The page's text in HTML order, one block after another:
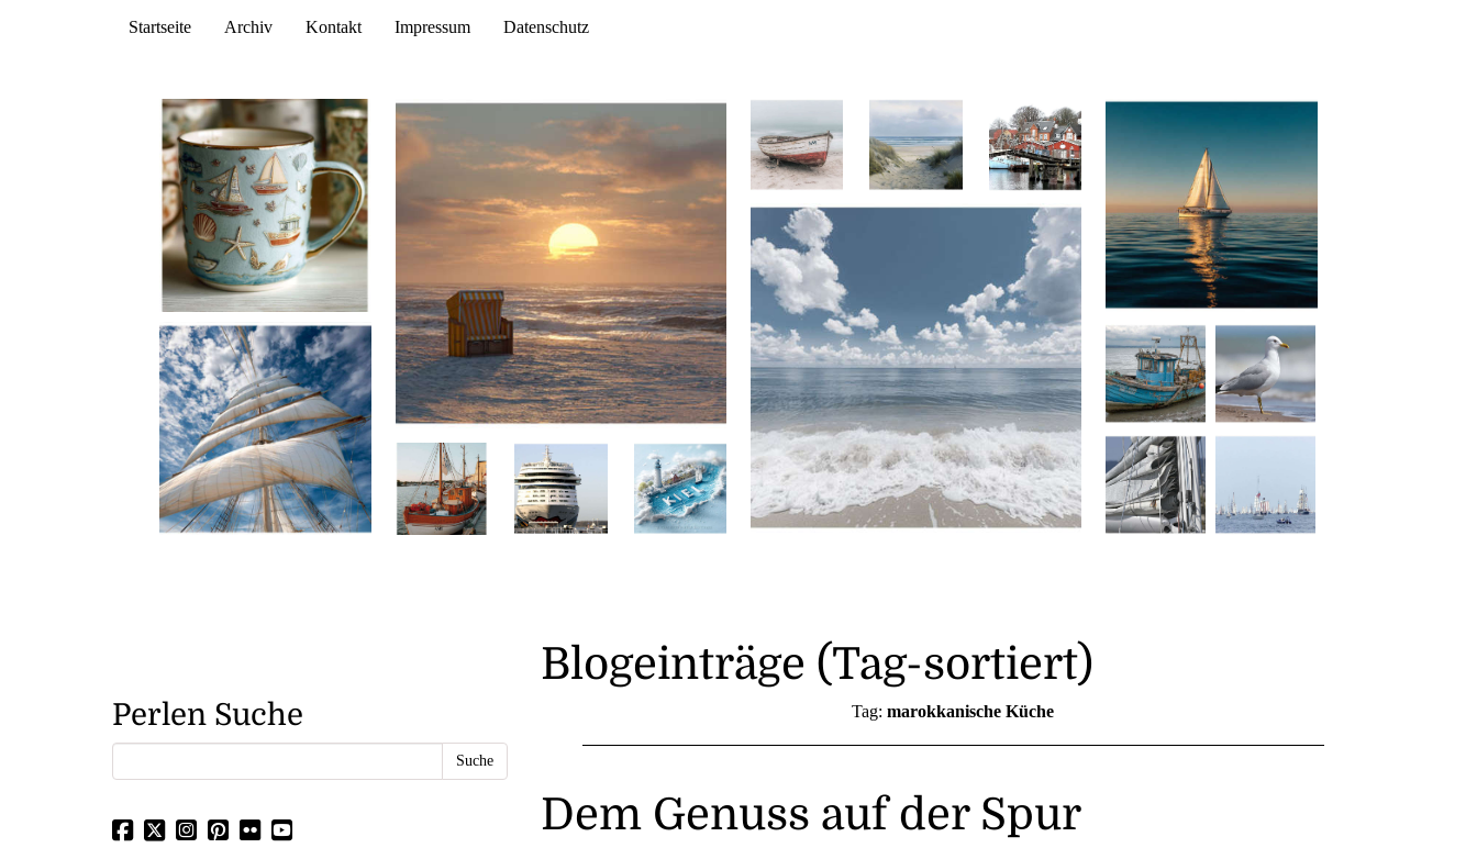
Startseite Archiv Kontakt Impressum Datenschutz
Blogeinträge (Tag-sortiert)
Tag: marokkanische Küche
Dem Genuss auf der Spur
Perlen Suche